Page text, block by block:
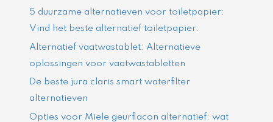
5 duurzame alternatieven voor toiletpapier:
Vind het beste alternatief toiletpapier.
Alternatief vaatwastablet: Alternatieve
oplossingen voor vaatwastabletten
De beste jura claris smart waterfilter
alternatieven
Opties voor Miele geurflacon alternatief: wat